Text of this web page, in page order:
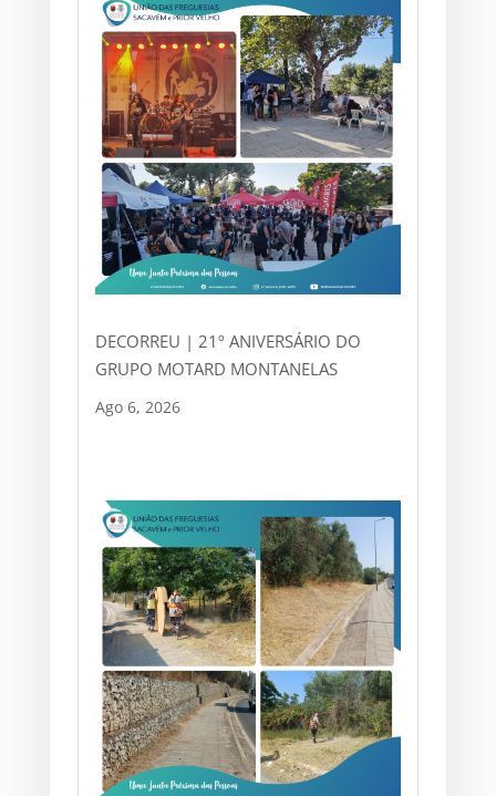
DECORREU | 21º ANIVERSÁRIO DO
GRUPO MOTARD MONTANELAS
Ago 6, 2026